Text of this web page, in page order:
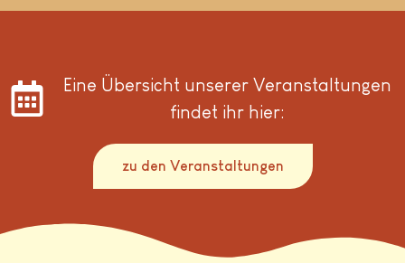
Eine Übersicht unserer Veranstaltungen
findet ihr hier:
zu den Veranstaltungen